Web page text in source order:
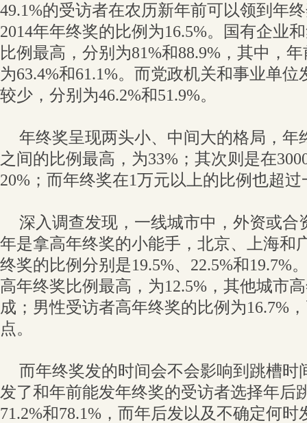
49.1%的受访者在农历新年前可以领到年
2014年年终奖的比例为16.5%。国有企业
比例最高，分别为81%和88.9%，其中，
为63.4%和61.1%。而党政机关和事业单
较少，分别为46.2%和51.9%。
年终奖呈现两头小、中间大的格局，年
之间的比例最高，为33%；其次则是在
20%；而年终奖在1万元以上的比例也超过
深入调查发现，一线城市中，外资或合
年是拿高年终奖的小能手，北京、上海和
终奖的比例分别是19.5%、22.5%和19.7%
高年终奖比例最高，为12.5%，其他城市
成；男性受访者高年终奖的比例为16.7%
点。
而年终奖发的时间会不会影响到跳槽时
发了和年前能发年终奖的受访者选择年后
71.2%和78.1%，而年后发以及不确定何